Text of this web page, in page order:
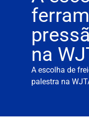
na
A escolha de
palestra na